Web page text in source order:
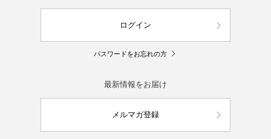
ログイン
パスワードをお忘れの方
最新情報をお届け
メルマガ登録